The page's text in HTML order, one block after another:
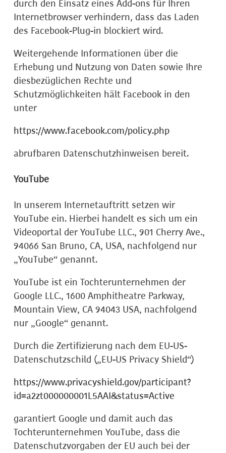
durch den Einsatz eines Add-ons für Ihren
Internetbrowser verhindern, dass das Laden
des Facebook-Plug-in blockiert wird.
Weitergehende Informationen über die
Erhebung und Nutzung von Daten sowie Ihre
diesbezüglichen Rechte und
Schutzmöglichkeiten hält Facebook in den
unter
https://www.facebook.com/policy.php
abrufbaren Datenschutzhinweisen bereit.
YouTube
In unserem Internetauftritt setzen wir
YouTube ein. Hierbei handelt es sich um ein
Videoportal der YouTube LLC., 901 Cherry Ave.,
94066 San Bruno, CA, USA, nachfolgend nur
„YouTube“ genannt.
YouTube ist ein Tochterunternehmen der
Google LLC., 1600 Amphitheatre Parkway,
Mountain View, CA 94043 USA, nachfolgend
nur „Google“ genannt.
Durch die Zertifizierung nach dem EU-US-
Datenschutzschild („EU-US Privacy Shield“)
https://www.privacyshield.gov/participant?
id=a2zt000000001L5AAI&status=Active
garantiert Google und damit auch das
Tochterunternehmen YouTube, dass die
Datenschutzvorgaben der EU auch bei der